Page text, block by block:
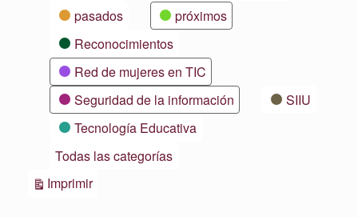
pasados
próximos
Reconocimientos
Red de mujeres en TIC
Seguridad de la información
SIIU
Tecnología Educativa
Todas las categorías
ImprimirVistas